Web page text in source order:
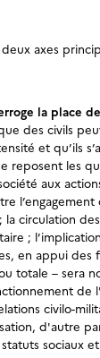
axes
la place
des civils
et qu’ils
reposent les
aux
la circulation
;
en appui des
totale – sera
de
civilo-
d'autre
sociaux